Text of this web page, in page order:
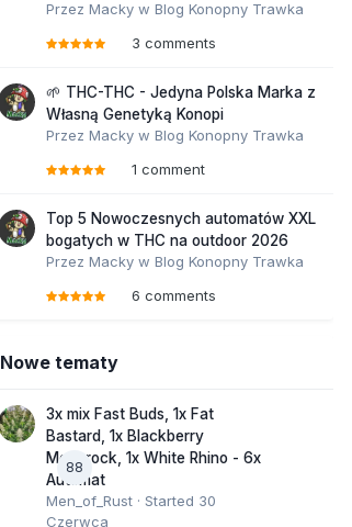
Przez Macky w Blog Konopny Trawka
3 comments
🌱 THC-THC - Jedyna Polska Marka z
Własną Genetyką Konopi
Przez Macky w Blog Konopny Trawka
1 comment
Top 5 Nowoczesnych automatów XXL
bogatych w THC na outdoor 2026
Przez Macky w Blog Konopny Trawka
6 comments
Nowe tematy
88
3x mix Fast Buds, 1x Fat
Bastard, 1x Blackberry
Moonrock, 1x White Rhino - 6x
Automat
Men_of_Rust · Started 30
Czerwca